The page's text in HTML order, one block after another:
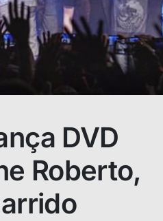
DVD
Roberto,